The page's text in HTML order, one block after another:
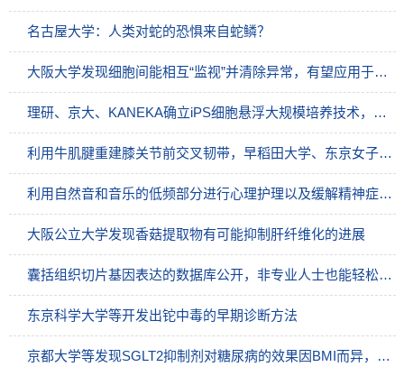
名古屋大学：人类对蛇的恐惧来自蛇鳞？
大阪大学发现细胞间能相互“监视”并清除异常，有望应用于癌症预防
理研、京大、KANEKA确立iPS细胞悬浮大规模培养技术，将加速临床应用
利用牛肌腱重建膝关节前交叉韧带，早稻田大学、东京女子医科大学等启动临床试验
利用自然音和音乐的低频部分进行心理护理以及缓解精神症状，名古屋大学开始临床研究
大阪公立大学发现香菇提取物有可能抑制肝纤维化的进展
囊括组织切片基因表达的数据库公开，非专业人士也能轻松分析了解疾病
东京科学大学等开发出铊中毒的早期诊断方法
京都大学等发现SGLT2抑制剂对糖尿病的效果因BMI而异，对消瘦型患者效果减弱